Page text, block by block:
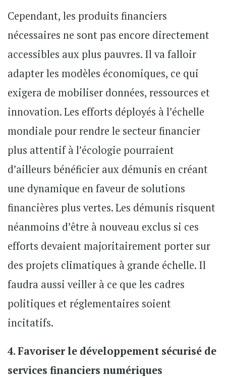
Cependant, les produits financiers
nécessaires ne sont pas encore directement
accessibles aux plus pauvres. Il va falloir
adapter les modèles économiques, ce qui
exigera de mobiliser données, ressources et
innovation. Les efforts déployés à l’échelle
mondiale pour rendre le secteur financier
plus attentif à l’écologie pourraient
d’ailleurs bénéficier aux démunis en créant
une dynamique en faveur de solutions
financières plus vertes. Les démunis risquent
néanmoins d’être à nouveau exclus si ces
efforts devaient majoritairement porter sur
des projets climatiques à grande échelle. Il
faudra aussi veiller à ce que les cadres
politiques et réglementaires soient
incitatifs.
4. Favoriser le développement sécurisé de
services financiers numériques